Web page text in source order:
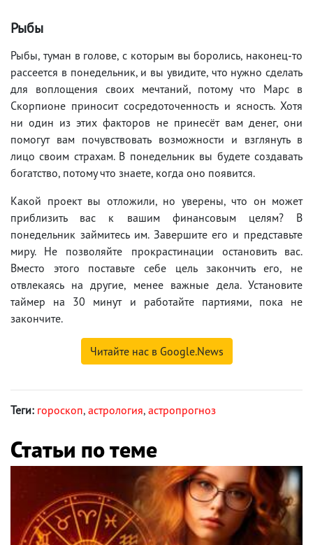
Рыбы
Рыбы, туман в голове, с которым вы боролись, наконец-то
рассеется в понедельник, и вы увидите, что нужно сделать
для воплощения своих мечтаний, потому что Марс в
Скорпионе приносит сосредоточенность и ясность. Хотя
ни один из этих факторов не принесёт вам денег, они
помогут вам почувствовать возможности и взглянуть в
лицо своим страхам. В понедельник вы будете создавать
богатство, потому что знаете, когда оно появится.
Какой проект вы отложили, но уверены, что он может
приблизить вас к вашим финансовым целям? В
понедельник займитесь им. Завершите его и представьте
миру. Не позволяйте прокрастинации остановить вас.
Вместо этого поставьте себе цель закончить его, не
отвлекаясь на другие, менее важные дела. Установите
таймер на 30 минут и работайте партиями, пока не
закончите.
Читайте нас в Google.News
Теги: гороскоп, астрология, астропрогноз
Статьи по теме